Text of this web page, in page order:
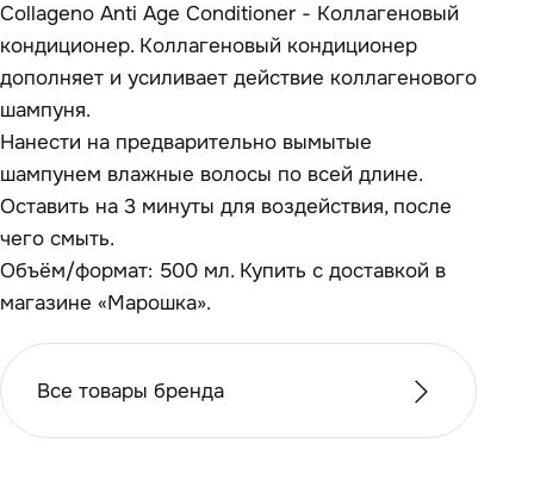
Collageno Anti Age Conditioner - Коллагеновый
кондиционер. Коллагеновый кондиционер
дополняет и усиливает действие коллагенового
шампуня.
Нанести на предварительно вымытые
шампунем влажные волосы по всей длине.
Оставить на 3 минуты для воздействия, после
чего смыть.
Объём/формат: 500 мл. Купить с доставкой в
магазине «Марошка».
Все товары бренда